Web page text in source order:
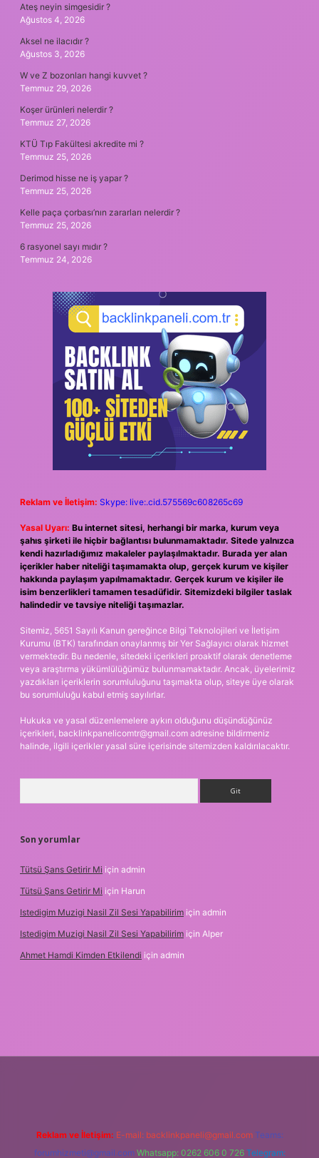
Ateş neyin simgesidir ?
Ağustos 4, 2026
Aksel ne ilacıdır ?
Ağustos 3, 2026
W ve Z bozonları hangi kuvvet ?
Temmuz 29, 2026
Koşer ürünleri nelerdir ?
Temmuz 27, 2026
KTÜ Tıp Fakültesi akredite mi ?
Temmuz 25, 2026
Derimod hisse ne iş yapar ?
Temmuz 25, 2026
Kelle paça çorbası’nın zararları nelerdir ?
Temmuz 25, 2026
6 rasyonel sayı mıdır ?
Temmuz 24, 2026
Reklam ve İletişim: Skype: live:.cid.575569c608265c69
Yasal Uyarı: Bu internet sitesi, herhangi bir marka, kurum veya
şahıs şirketi ile hiçbir bağlantısı bulunmamaktadır. Sitede yalnızca
kendi hazırladığımız makaleler paylaşılmaktadır. Burada yer alan
içerikler haber niteliği taşımamakta olup, gerçek kurum ve kişiler
hakkında paylaşım yapılmamaktadır. Gerçek kurum ve kişiler ile
isim benzerlikleri tamamen tesadüfidir. Sitemizdeki bilgiler taslak
halindedir ve tavsiye niteliği taşımazlar.
Sitemiz, 5651 Sayılı Kanun gereğince Bilgi Teknolojileri ve İletişim
Kurumu (BTK) tarafından onaylanmış bir Yer Sağlayıcı olarak hizmet
vermektedir. Bu nedenle, sitedeki içerikleri proaktif olarak denetleme
veya araştırma yükümlülüğümüz bulunmamaktadır. Ancak, üyelerimiz
yazdıkları içeriklerin sorumluluğunu taşımakta olup, siteye üye olarak
bu sorumluluğu kabul etmiş sayılırlar.
Hukuka ve yasal düzenlemelere aykırı olduğunu düşündüğünüz
içerikleri, backlinkpanelicomtr@gmail.com adresine bildirmeniz
halinde, ilgili içerikler yasal süre içerisinde sitemizden kaldırılacaktır.
Son yorumlar
Tütsü Şans Getirir Mi için admin
Tütsü Şans Getirir Mi için Harun
Istedigim Muzigi Nasil Zil Sesi Yapabilirim için admin
Istedigim Muzigi Nasil Zil Sesi Yapabilirim için Alper
Ahmet Hamdi Kimden Etkilendi için admin
Reklam ve İletişim: E-mail: backlinkpaneli@gmail.com Teams:
forumhizmeti@gmail.com Whatsapp: 0262 606 0 726 Telegram: